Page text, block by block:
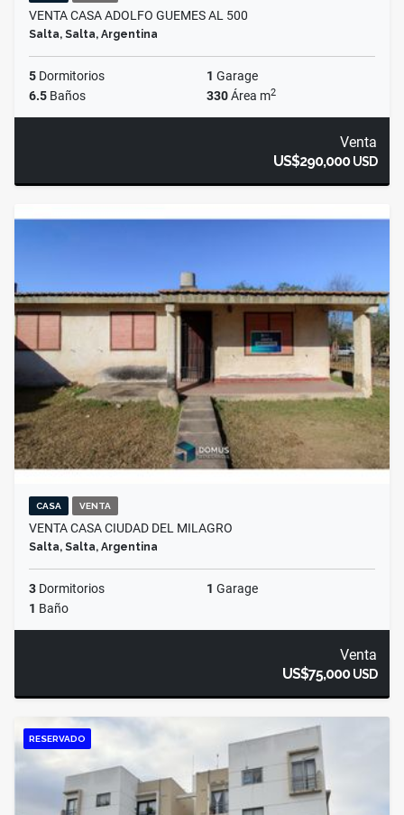
VENTA CASA ADOLFO GUEMES AL 500
Salta, Salta, Argentina
5 Dormitorios 1 Garage
6.5 Baños 330Área m2
Venta
US$290,000USD
CASA VENTA
VENTA CASA CIUDAD DEL MILAGRO
Salta, Salta, Argentina
3 Dormitorios 1 Garage
1 Baño
Venta
US$75,000USD
RESERVADO